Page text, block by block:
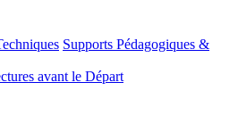
Supports Pédagogiques &
avant le Départ